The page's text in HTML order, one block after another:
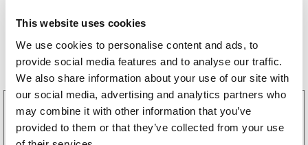
This website uses cookies
We use cookies to personalise content and ads, to
provide social media features and to analyse our traffic.
We also share information about your use of our site with
our social media, advertising and analytics partners who
may combine it with other information that you’ve
provided to them or that they’ve collected from your use
Storsäljare
3160052
LGF Skylt Självhäftande
238
kr (190kr exkl. moms)